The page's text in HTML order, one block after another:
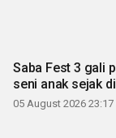
Saba Fest 3 gali
seni anak sejak
05 August 2026 23:17